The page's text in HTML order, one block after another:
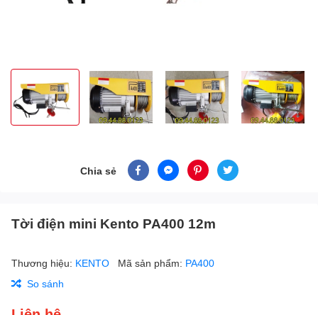
Chia sẻ
Tời điện mini Kento PA400 12m
Thương hiệu: KENTO Mã sản phẩm: PA400
So sánh